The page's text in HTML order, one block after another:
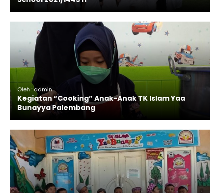
Oleh : admin
Kegiatan “Cooking” Anak-Anak TK Islam Yaa
Bunayya Palembang